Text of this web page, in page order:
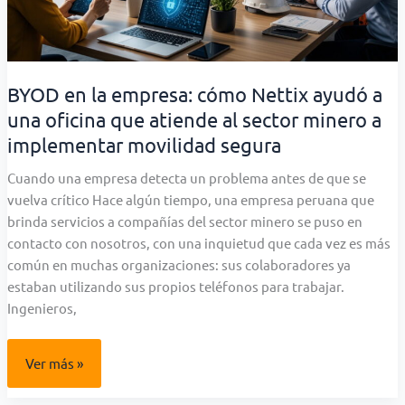
BYOD en la empresa: cómo Nettix ayudó a
una oficina que atiende al sector minero a
implementar movilidad segura
Cuando una empresa detecta un problema antes de que se
vuelva crítico Hace algún tiempo, una empresa peruana que
brinda servicios a compañías del sector minero se puso en
contacto con nosotros, con una inquietud que cada vez es más
común en muchas organizaciones: sus colaboradores ya
estaban utilizando sus propios teléfonos para trabajar.
Ingenieros,
BYOD
en
la
Ver más »